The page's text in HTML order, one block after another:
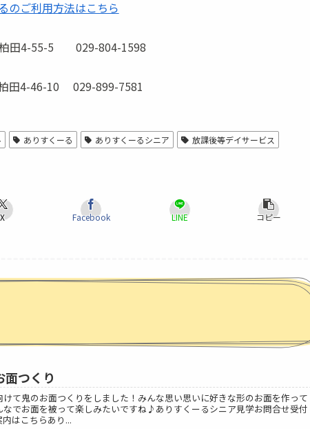
のご利用方法はこちら
田4-55-5 029-804-1598
田4-46-10 029-899-7581
ありすくーる ありすくーるシニア
放課後等デイサービス
X Facebook LINE コピー
つくり
て鬼のお面つくりをしました！みんな思い思いに好きな形のお面を作って
でお面を被って楽しみたいですね♪ありすくーるシニア見学お問合せ受付
はこちらあり...